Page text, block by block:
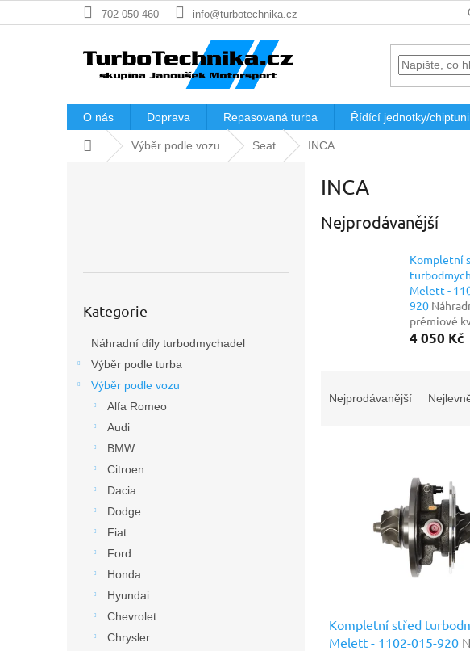
na
702 050 460 info@turbotechnika.cz
O nás Doprava Repasovaná turba Řídící jednotky/
Domů Výběr podle vozu Seat INCA
kategorie
Kategorie
Náhradní díly turbodmychadel
Výběr podle turba
Výběr podle vozu
Alfa Romeo
Audi
BMW
Citroen
Dacia
Dodge
Fiat
Ford
Honda
Hyundai
Chevrolet
Chrysler
INCA
Nejprodávanější
Kompletní
Melett -
920
prémiové
4 050 Kč
Nejprodávanější
Kompletní střed
Melett - 1102-015-920